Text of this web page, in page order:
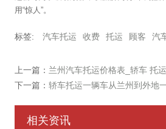
用“惊人”。
标签: 汽车托运 收费 托运 顾客 汽
上一篇： 兰州汽车托运价格表_轿车 托运
下一篇： 轿车托运一辆车从兰州到外地
相关资讯